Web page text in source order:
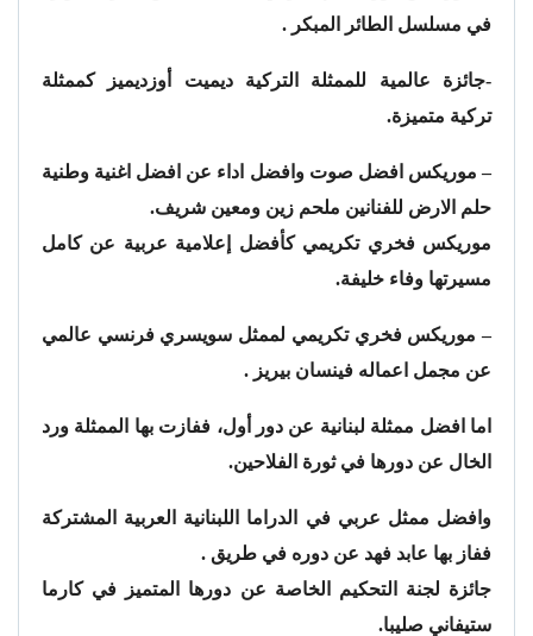
في مسلسل الطائر المبكر .
-جائزة عالمية للممثلة التركية ديميت أوزديميز كممثلة
تركية متميزة.
– موريكس افضل صوت وافضل اداء عن افضل اغنية وطنية
حلم الارض للفنانين ملحم زين ومعين شريف.
موريكس فخري تكريمي كأفضل إعلامية عربية عن كامل
مسيرتها وفاء خليفة.
– موريكس فخري تكريمي لممثل سويسري فرنسي عالمي
عن مجمل اعماله فينسان بيريز .
اما افضل ممثلة لبنانية عن دور أول، ففازت بها الممثلة ورد
الخال عن دورها في ثورة الفلاحين.
وافضل ممثل عربي في الدراما اللبنانية العربية المشتركة
ففاز بها عابد فهد عن دوره في طريق .
جائزة لجنة التحكيم الخاصة عن دورها المتميز في كارما
ستيفاني صليبا.